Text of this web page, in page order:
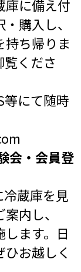
備え付
購入し、
帰りま
くださ
にて随時
会・会員登
蔵庫を見
内し、
ます。日
お越しく